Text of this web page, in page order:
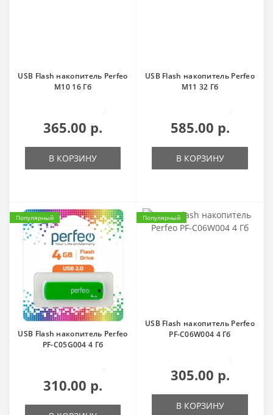
USB Flash накопитель Perfeo
M10 16 Гб
365.00 р.
В КОРЗИНУ
USB Flash накопитель Perfeo
M11 32 Гб
585.00 р.
В КОРЗИНУ
Популярный
USB Flash накопитель Perfeo
PF-C05G004 4 Гб
310.00 р.
Популярный
USB Flash накопитель Perfeo
PF-C06W004 4 Гб
305.00 р.
В КОРЗИНУ